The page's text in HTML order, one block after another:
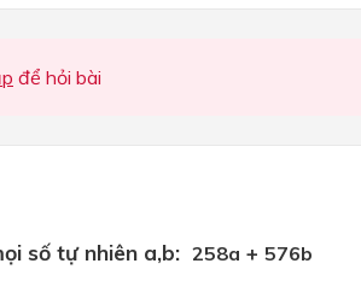
để hỏi bài
số tự nhiên a,b: 258a + 576b